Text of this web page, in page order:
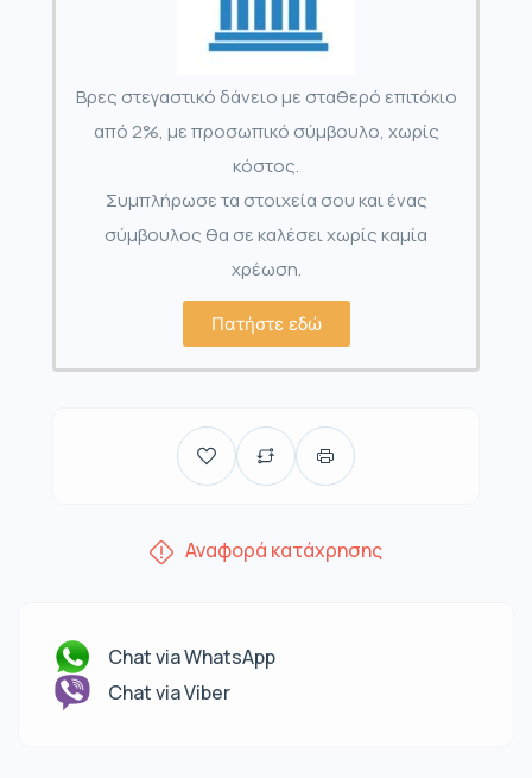
Βρες στεγαστικό δάνειο με σταθερό επιτόκιο
από 2%, με προσωπικό σύμβουλο, χωρίς
κόστος.
Συμπλήρωσε τα στοιχεία σου και ένας
σύμβουλος θα σε καλέσει χωρίς καμία
χρέωση.
Πατήστε εδώ
Αναφορά κατάχρησης
Chat via WhatsApp
Chat via Viber